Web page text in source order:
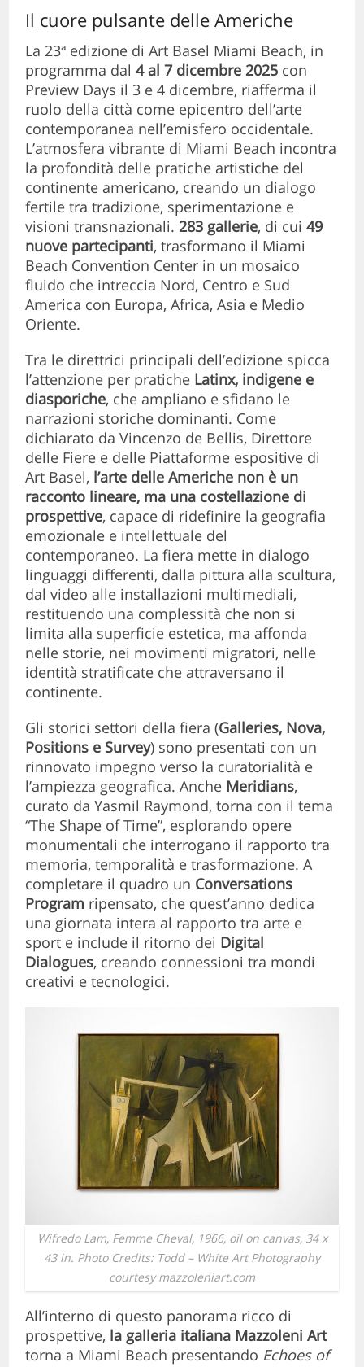
Il cuore pulsante delle Americhe
La 23ª edizione di Art Basel Miami Beach, in
programma dal4 al 7 dicembre 2025 con
Preview Days il 3 e 4 dicembre, riafferma il
ruolo della città come epicentro dell’arte
contemporanea nell’emisfero occidentale.
L’atmosfera vibrante di Miami Beach incontra
la profondità delle pratiche artistiche del
continente americano, creando un dialogo
fertile tra tradizione, sperimentazione e
visioni transnazionali. 283 gallerie, di cui49
nuove partecipanti, trasformano il Miami
Beach Convention Center in un mosaico
fluido che intreccia Nord, Centro e Sud
America con Europa, Africa, Asia e Medio
Oriente.
Tra le direttrici principali dell’edizione spicca
l’attenzione per pratiche Latinx, indigene e
diasporiche, che ampliano e sfidano le
narrazioni storiche dominanti. Come
dichiarato da Vincenzo de Bellis, Direttore
delle Fiere e delle Piattaforme espositive di
Art Basel, l’arte delle Americhe non è un
racconto lineare, ma una costellazione di
prospettive, capace di ridefinire la geografia
emozionale e intellettuale del
contemporaneo. La fiera mette in dialogo
linguaggi differenti, dalla pittura alla scultura,
dal video alle installazioni multimediali,
restituendo una complessità che non si
limita alla superficie estetica, ma affonda
nelle storie, nei movimenti migratori, nelle
identità stratificate che attraversano il
continente.
Gli storici settori della fiera (Galleries, Nova,
Positions e Survey) sono presentati con un
rinnovato impegno verso la curatorialità e
l’ampiezza geografica. Anche Meridians,
curato da Yasmil Raymond, torna con il tema
“The Shape of Time”, esplorando opere
monumentali che interrogano il rapporto tra
memoria, temporalità e trasformazione. A
completare il quadro un Conversations
Program ripensato, che quest’anno dedica
una giornata intera al rapporto tra arte e
sport e include il ritorno dei Digital
Dialogues, creando connessioni tra mondi
creativi e tecnologici.
Wifredo Lam, Femme Cheval, 1966, oil on canvas, 34 x
43 in. Photo Credits: Todd – White Art Photography
courtesy mazzoleniart.com
All’interno di questo panorama ricco di
prospettive, la galleria italiana Mazzoleni Art
torna a Miami Beach presentando Echoes of